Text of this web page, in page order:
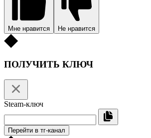
Мне нравится Не нравится
ПОЛУЧИТЬ КЛЮЧ
Steam-ключ
Перейти в тг-канал